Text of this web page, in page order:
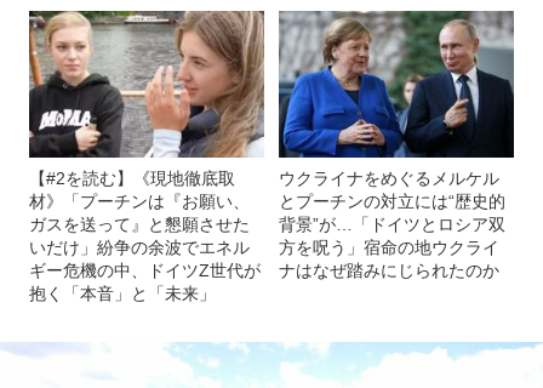
【#2を読む】《現地徹底取
材》「プーチンは『お願い、
ガスを送って』と懇願させた
いだけ」紛争の余波でエネル
ギー危機の中、ドイツZ世代が
抱く「本音」と「未来」
ウクライナをめぐるメルケル
とプーチンの対立には“歴史的
背景”が…「ドイツとロシア双
方を呪う」宿命の地ウクライ
ナはなぜ踏みにじられたのか